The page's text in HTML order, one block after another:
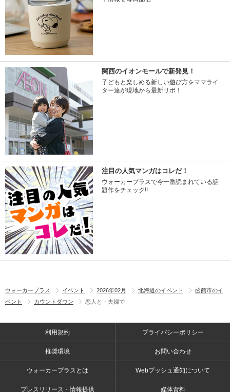
関西のイオンモールで新発見！
子どもと楽しめる新しい遊び方をママライ
ター達が現地から最新リポ！
注目の人気マンガはコレだ！
ウォーカープラスで今一番読まれている話
題作をチェック!!
ウォーカープラス イベント 2026年02月 北海道のイベント
函館市のイ
ベント
カウントダウン 恋人と・夫婦で
利用規約 プライバシーポリシー
推奨環境 お問い合わせ
ウォーカープラスとは Webプッシュ通知について
プレスリリース・情報提供 媒体資料